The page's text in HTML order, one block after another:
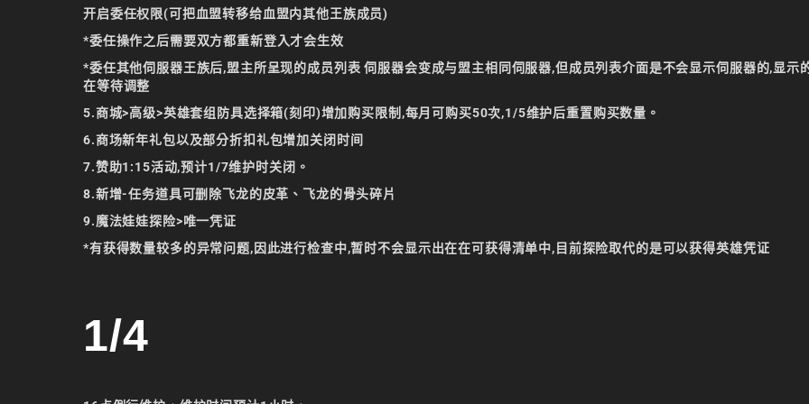
开启委任权限(可把血盟转移给血盟内其他王族成员)
*委任操作之后需要双方都重新登入才会生效
*委任其他伺服器王族后,盟主所呈现的成员列表 伺服器会变成与盟主相同伺服器,但成员列表介面是不会显示伺服器的,显示
在等待调整
5.商城>高级>英雄套组防具选择箱(刻印)增加购买限制,每月可购买50次,1/5维护后重置购买数量。
6.商场新年礼包以及部分折扣礼包增加关闭时间
7.赞助1:15活动,预计1/7维护时关闭。
8.新增-任务道具可删除飞龙的皮革、飞龙的骨头碎片
9.魔法娃娃探险>唯一凭证
*有获得数量较多的异常问题,因此进行检查中,暂时不会显示出在在可获得清单中,目前探险取代的是可以获得英雄凭证
1/4